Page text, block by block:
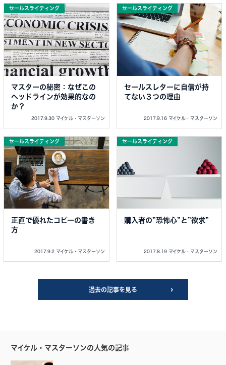
セールスライティング
マスターの秘密：なぜこの
ヘッドラインが効果的なの
か？
2017.9.30 マイケル・マスターソン
セールスライティング
セールスレターに自信が持
てない３つの理由
2017.9.16 マイケル・マスターソン
セールスライティング
正直で優れたコピーの書き
方
2017.9.2 マイケル・マスターソン
セールスライティング
購入者の”恐怖心”と”欲求”
2017.8.19 マイケル・マスターソン
過去の記事を見る
マイケル・マスターソンの人気の記事